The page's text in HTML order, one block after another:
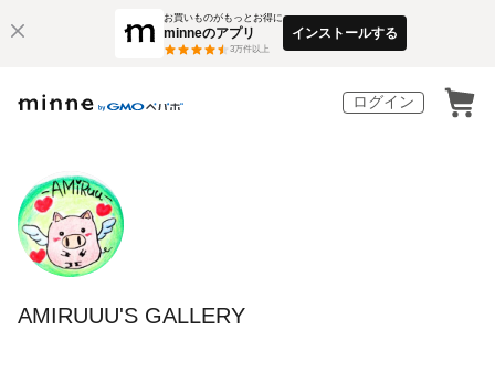
お買いものがもっとお得に
minneのアプリ
3万件以上
インストールする
ログイン
AMIRUUU'S GALLERY